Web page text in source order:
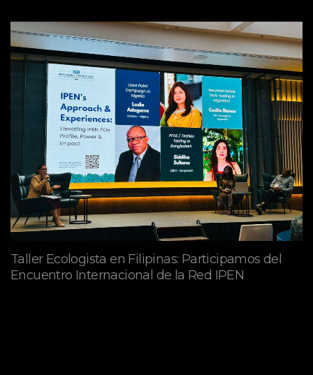
Taller Ecologista en Filipinas: Participamos del
Encuentro Internacional de la Red IPEN